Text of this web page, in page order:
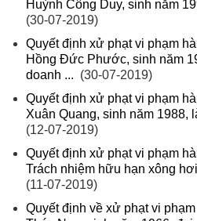
Huỳnh Công Duy, sinh năm
(30-07-2019)
Quyết định xử phạt vi phạm
Hồng Đức Phước, sinh năm
doanh ... (30-07-2019)
Quyết định xử phạt vi phạm
Xuân Quang, sinh năm 1988,
(12-07-2019)
Quyết định xử phạt vi phạm
Trách nhiệm hữu hạn xông
(11-07-2019)
Quyết định về xử phạt vi